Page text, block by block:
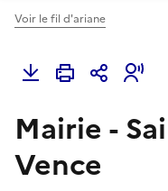
Voir le fil d'ariane
Mairie -
Vence